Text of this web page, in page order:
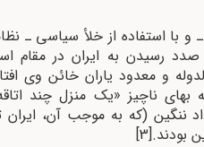
با استفاده از خلأ سیاسى ـ
رسیدن به ایران در مقام
و معدود یاران خائن وى
ناچیز «یک منزل چند
ننگین (که به موجب آن،
بودند.[3]